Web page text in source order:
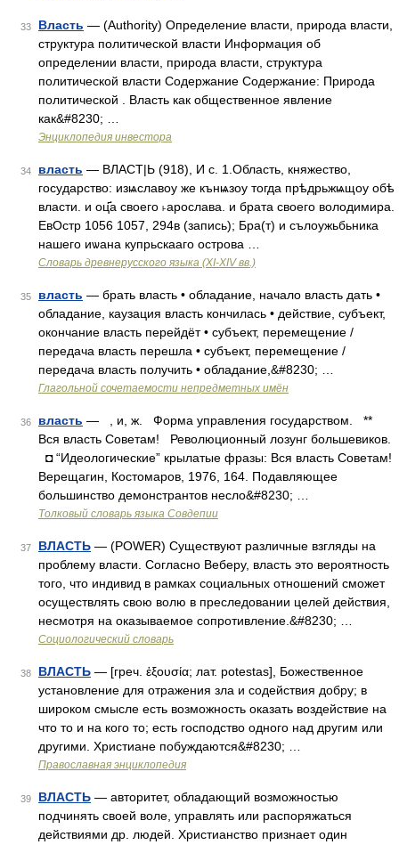
33 Власть — (Authority) Определение власти, природа власти,
структура политической власти Информация об
определении власти, природа власти, структура
политической власти Содержание Содержание: Природа
политической . Власть как общественное явление
как&#8230; …
Энциклопедия инвестора
34 власть — ВЛАСТ|Ь (918), И с. 1.Область, княжество,
государство: изѩславоу же кънѩзоу тогда прѣдрьжѩщоу обѣ
власти. и оц҃а своего ˫арослава. и брата своего володимира.
ЕвОстр 1056 1057, 294в (запись); Бра(т) и сълоужьбьника
нашего иѡана купрьскааго острова …
Словарь древнерусского языка (XI-XIV вв.)
35 власть — брать власть • обладание, начало власть дать •
обладание, каузация власть кончилась • действие, субъект,
окончание власть перейдёт • субъект, перемещение /
передача власть перешла • субъект, перемещение /
передача власть получить • обладание,&#8230; …
Глагольной сочетаемости непредметных имён
36 власть — , и, ж. Форма управления государством. **
Вся власть Советам! Революционный лозунг большевиков.
◘ “Идеологические” крылатые фразы: Вся власть Советам!
Верещагин, Костомаров, 1976, 164. Подавляющее
большинство демонстрантов несло&#8230; …
Толковый словарь языка Совдепии
37 ВЛАСТЬ — (POWER) Существуют различные взгляды на
проблему власти. Согласно Веберу, власть это вероятность
того, что индивид в рамках социальных отношений сможет
осуществлять свою волю в преследовании целей действия,
несмотря на оказываемое сопротивление.&#8230; …
Социологический словарь
38 ВЛАСТЬ — [греч. ἐξουσία; лат. potestas], Божественное
установление для отражения зла и содействия добру; в
широком смысле есть возможность оказать воздействие на
что то и на кого то; есть господство одного над другим или
другими. Христиане побуждаются&#8230; …
Православная энциклопедия
39 ВЛАСТЬ — авторитет, обладающий возможностью
подчинять своей воле, управлять или распоряжаться
действиями др. людей. Христианство признает один